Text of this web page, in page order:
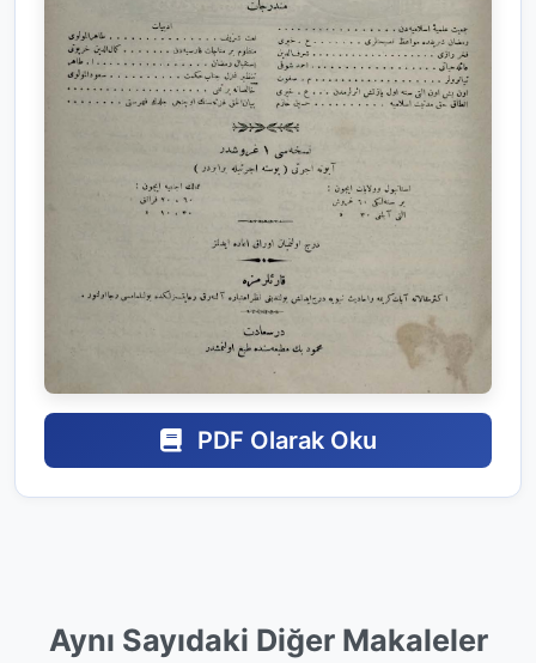
PDF Olarak Oku
Aynı Sayıdaki Diğer Makaleler